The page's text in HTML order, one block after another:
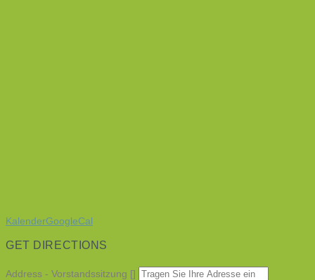
KalenderGoogleCal
GET DIRECTIONS
Address - Vorstandssitzung []